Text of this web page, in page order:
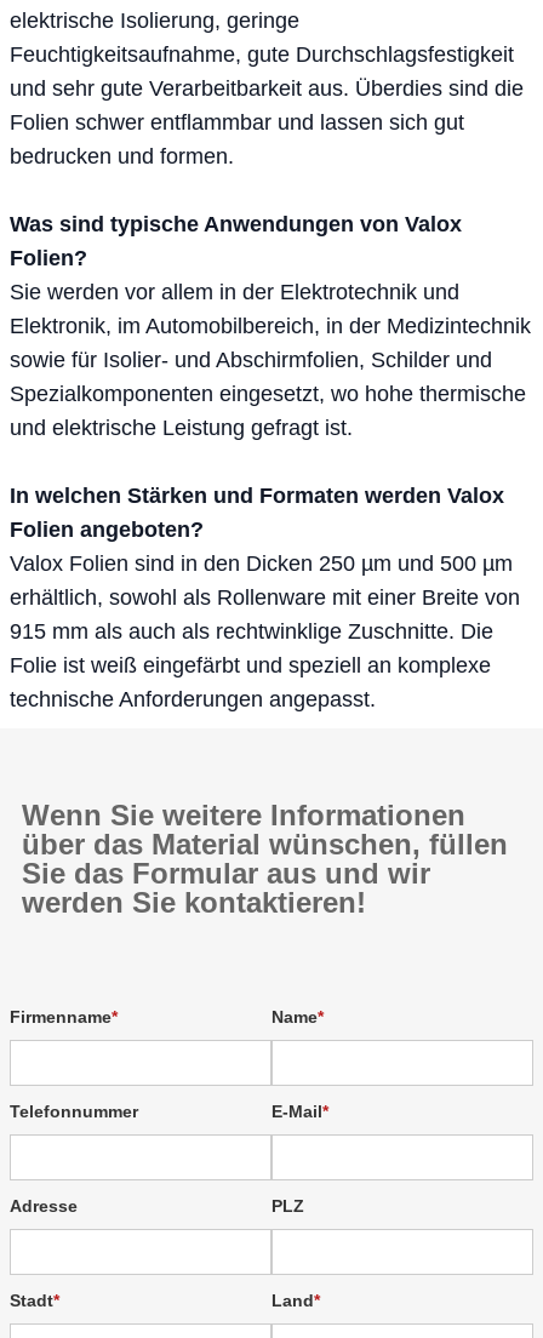
elektrische Isolierung, geringe
Feuchtigkeitsaufnahme, gute Durchschlagsfestigkeit
und sehr gute Verarbeitbarkeit aus. Überdies sind die
Folien schwer entflammbar und lassen sich gut
bedrucken und formen.
Was sind typische Anwendungen von Valox
Folien?
Sie werden vor allem in der Elektrotechnik und
Elektronik, im Automobilbereich, in der Medizintechnik
sowie für Isolier- und Abschirmfolien, Schilder und
Spezialkomponenten eingesetzt, wo hohe thermische
und elektrische Leistung gefragt ist.
In welchen Stärken und Formaten werden Valox
Folien angeboten?
Valox Folien sind in den Dicken 250 µm und 500 µm
erhältlich, sowohl als Rollenware mit einer Breite von
915 mm als auch als rechtwinklige Zuschnitte. Die
Folie ist weiß eingefärbt und speziell an komplexe
technische Anforderungen angepasst.
Wenn Sie weitere Informationen
über das Material wünschen, füllen
Sie das Formular aus und wir
werden Sie kontaktieren!
Firmenname Name
Telefonnummer E-Mail
Adresse PLZ
Stadt Land